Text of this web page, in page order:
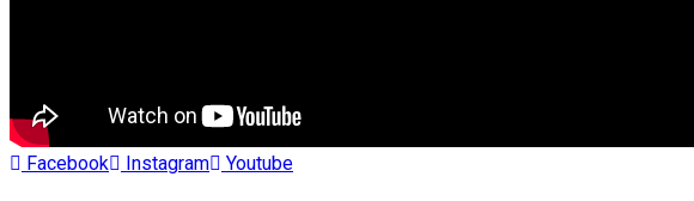
Facebook Instagram Youtube